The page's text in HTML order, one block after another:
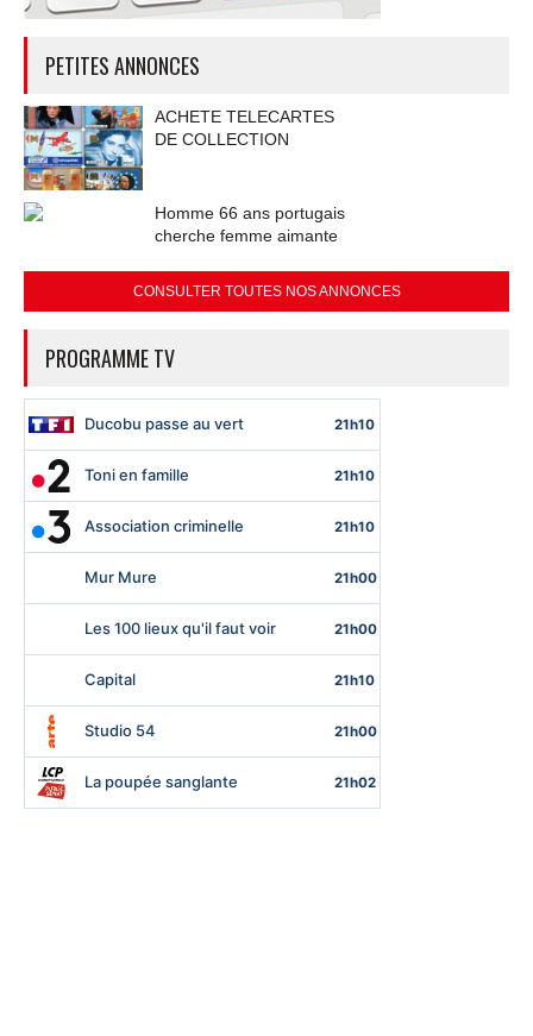
PETITES ANNONCES
ACHETE TELECARTES
DE COLLECTION
Homme 66 ans portugais
cherche femme aimante
CONSULTER TOUTES NOS ANNONCES
PROGRAMME TV